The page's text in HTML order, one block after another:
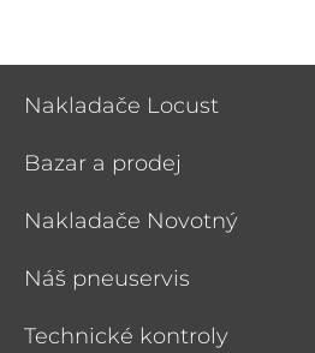
Nakladače Locust
Bazar a prodej
Nakladače Novotný
Náš pneuservis
Technické kontroly